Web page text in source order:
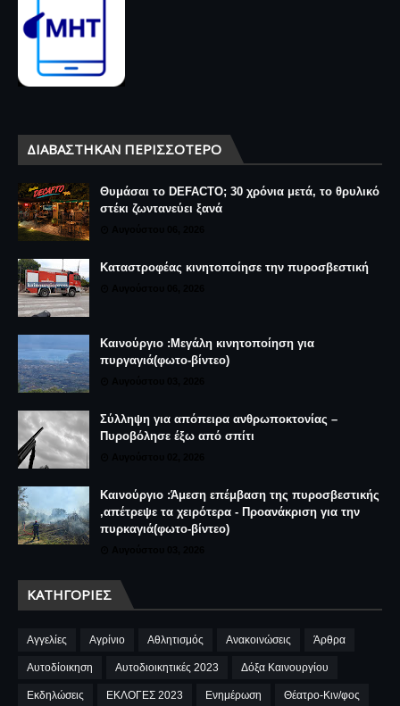
ΔΙΑΒΆΣΤΗΚΑΝ ΠΕΡΙΣΣΌΤΕΡΟ
Θυμάσαι το DEFACTO; 30 χρόνια μετά, το θρυλικό
στέκι ζωντανεύει ξανά
Καταστροφέας κινητοποίησε την πυροσβεστική
Καινούργιο :Μεγάλη κινητοποίηση για
πυργαγιά(φωτο-βίντεο)
Σύλληψη για απόπειρα ανθρωποκτονίας –
Πυροβόλησε έξω από σπίτι
Καινούργιο :Άμεση επέμβαση της πυροσβεστικής
,απέτρεψε τα χειρότερα - Προανάκριση για την
πυρκαγιά(φωτο-βίντεο)
ΚΑΤΗΓΟΡΊΕΣ
Αγγελίες Αγρίνιο Αθλητισμός Ανακοινώσεις Άρθρα
Αυτοδίοικηση Αυτοδιοικητικές 2023 Δόξα Καινουργίου
Εκδηλώσεις ΕΚΛΟΓΕΣ 2023 Ενημέρωση Θέατρο-Κιν/φος